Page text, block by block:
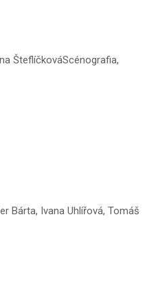
ŠteflíčkováScénografia,
Bárta, Ivana Uhlířová, Tomáš